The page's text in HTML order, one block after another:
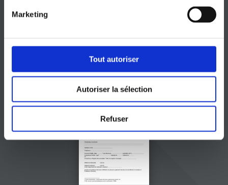
Marketing
Tout autoriser
Autoriser la sélection
Refuser
firmato via e-mail all’indirizzo
all’indirizzo della Fondazione.